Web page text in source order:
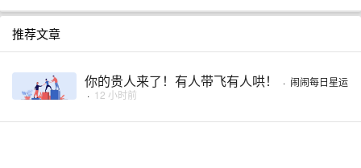
推荐文章
你的贵人来了！有人带飞有人哄！ · 闹闹每日星运
· 12 小时前